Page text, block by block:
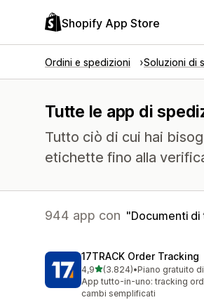
Shopify App Store
Ordini e spedizioni Soluzioni di
Tutte le app di
Tutto ciò di cui hai
etichette fino alla
944 app con Documenti
17TRACK Order Tracking
4,9stelle su 5
(3.824)
3824 recensioni totali
•
App tutto-in-uno: tracking
cambi semplificati